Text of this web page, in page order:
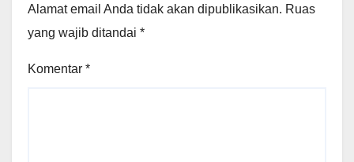
Alamat email Anda tidak akan dipublikasikan. Ruas
yang wajib ditandai *
Komentar *